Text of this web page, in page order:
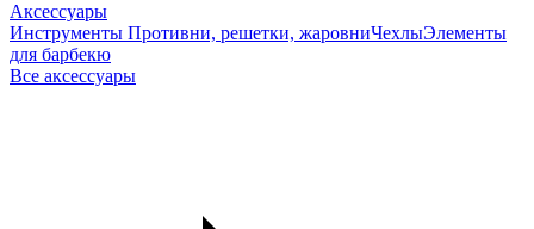
Аксессуары
Инструменты Противни, решетки, жаровниЧехлыЭлементы
для барбекю
Все аксессуары